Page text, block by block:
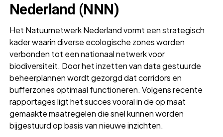
Nederland (NNN)
Het Natuurnetwerk Nederland vormt een strategisch
kader waarin diverse ecologische zones worden
verbonden tot een nationaal netwerk voor
biodiversiteit. Door het inzetten van data gestuurde
beheerplannen wordt gezorgd dat corridors en
bufferzones optimaal functioneren. Volgens recente
rapportages ligt het succes vooral in de op maat
gemaakte maatregelen die snel kunnen worden
bijgestuurd op basis van nieuwe inzichten.